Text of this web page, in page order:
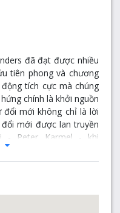
đã đạt được nhiều
tiên phong và chương
tích cực mà chúng
chính là khởi nguồn
mới không chỉ là lời
mới được lan truyền
- Peter Karmel - khi
và dũng cảm thử
của cán bộ nhân viên,
Khi chúng ta bước
đổi mới công nghệ đột
để tiến đến một tương